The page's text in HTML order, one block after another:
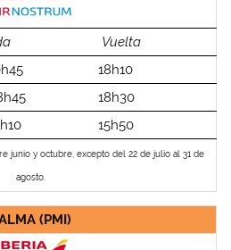
Vuelta
18h10
18h30
15h50
junio y octubre, excepto del 22 de julio al 31 de
agosto.
(PMI)